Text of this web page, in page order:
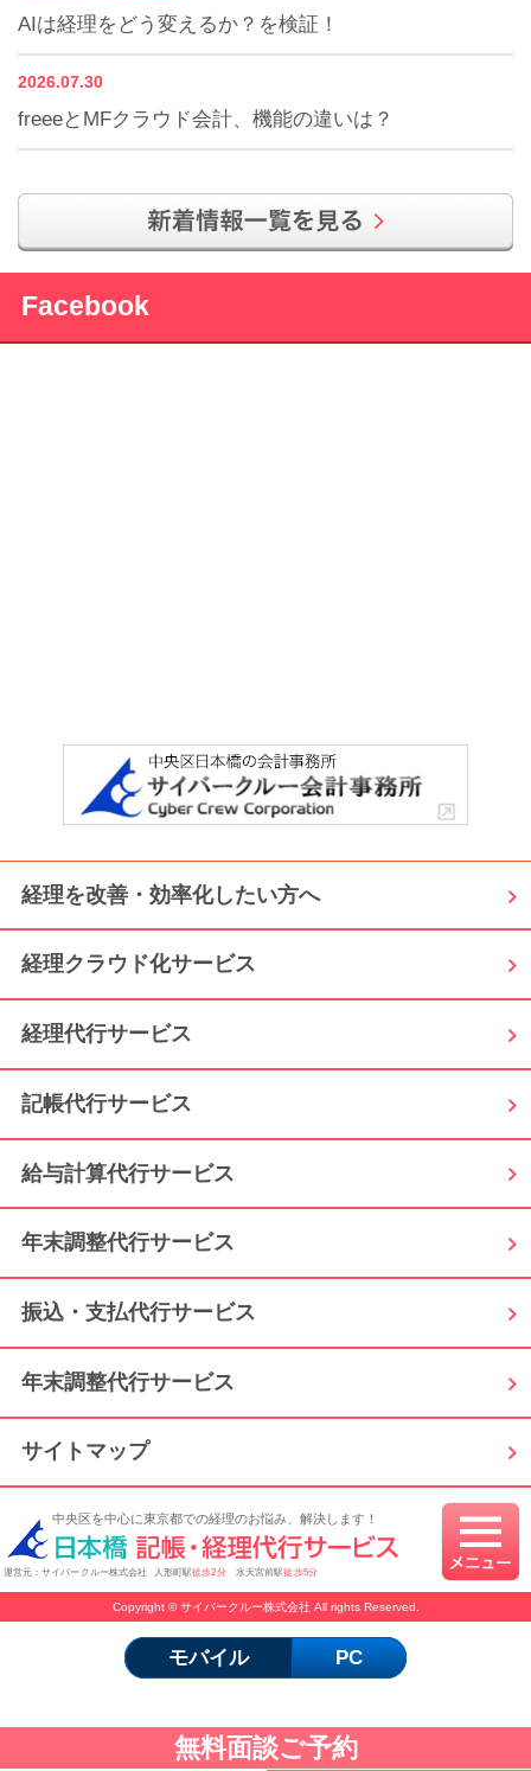
AIは経理をどう変えるか？を検証！
2026.07.30
freeeとMFクラウド会計、機能の違いは？
Facebook
無料面談ご予約
経理を改善・効率化したい方へ
経理クラウド化サービス
経理代行サービス
記帳代行サービス
給与計算代行サービス
年末調整代行サービス
振込・支払代行サービス
年末調整代行サービス
サイトマップ
中央区を中心に東京都での経理のお悩み、解決します！
運営元：サイバークルー株式会社 人形町駅徒歩2分水天宮前駅徒歩5分
Copyright © サイバークルー株式会社 All rights Reserved.
モバイル PC